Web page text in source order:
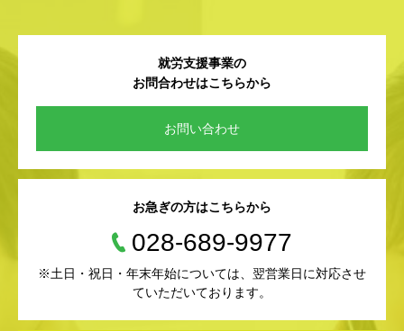
就労支援事業の
お問合わせはこちらから
お問い合わせ
お急ぎの方はこちらから
028-689-9977
※土日・祝日・年末年始については、翌営業日に対応させ
ていただいております。